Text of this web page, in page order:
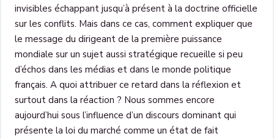
invisibles échappant jusqu’à présent à la doctrine officielle
sur les conflits. Mais dans ce cas, comment expliquer que
le message du dirigeant de la première puissance
mondiale sur un sujet aussi stratégique recueille si peu
d’échos dans les médias et dans le monde politique
français. A quoi attribuer ce retard dans la réflexion et
surtout dans la réaction ? Nous sommes encore
aujourd’hui sous l’influence d’un discours dominant qui
présente la loi du marché comme un état de fait